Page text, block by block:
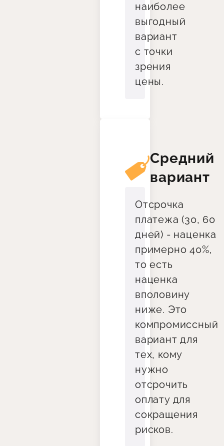
наиболее
выгодный
вариант
с точки
зрения
цены.
Средний
вариант
Отсрочка
платежа (30, 60
дней) - наценка
примерно 40%,
то есть
наценка
вполовину
ниже. Это
компромиссный
вариант для
тех, кому
нужно
отсрочить
оплату для
сокращения
рисков.